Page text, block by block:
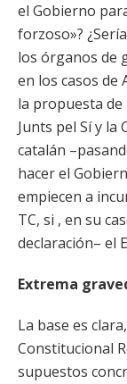
el Gobierno
forzoso»?
los órganos de
en los casos de
la propuesta
Junts pel Sí y la
catalán
hacer el
empiecen a
TC, si , en su
declaración– el
Extrema
La base es
Constitucional
supuestos